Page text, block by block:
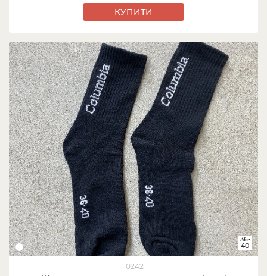
КУПИТИ
10242
36-
40